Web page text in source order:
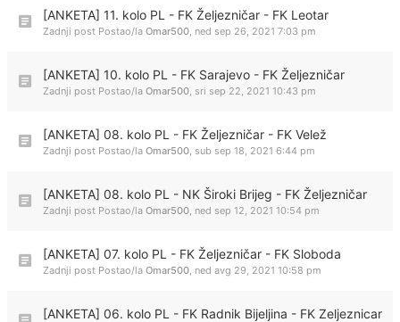
[ANKETA] 11. kolo PL - FK Željezničar - FK Leotar
Zadnji post Postao/la Omar500, ned sep 26, 2021 7:03 pm
[ANKETA] 10. kolo PL - FK Sarajevo - FK Željezničar
Zadnji post Postao/la Omar500, sri sep 22, 2021 10:43 pm
[ANKETA] 08. kolo PL - FK Željezničar - FK Velež
Zadnji post Postao/la Omar500, sub sep 18, 2021 6:44 pm
[ANKETA] 08. kolo PL - NK Široki Brijeg - FK Željezničar
Zadnji post Postao/la Omar500, ned sep 12, 2021 10:54 pm
[ANKETA] 07. kolo PL - FK Željezničar - FK Sloboda
Zadnji post Postao/la Omar500, ned avg 29, 2021 10:58 pm
[ANKETA] 06. kolo PL - FK Radnik Bijeljina - FK Zeljeznicar